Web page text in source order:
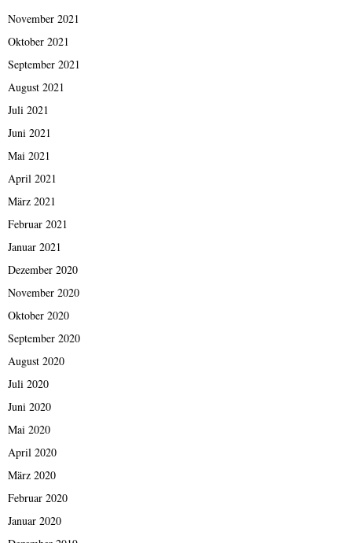
November 2021
Oktober 2021
September 2021
August 2021
Juli 2021
Juni 2021
Mai 2021
April 2021
März 2021
Februar 2021
Januar 2021
Dezember 2020
November 2020
Oktober 2020
September 2020
August 2020
Juli 2020
Juni 2020
Mai 2020
April 2020
März 2020
Februar 2020
Januar 2020